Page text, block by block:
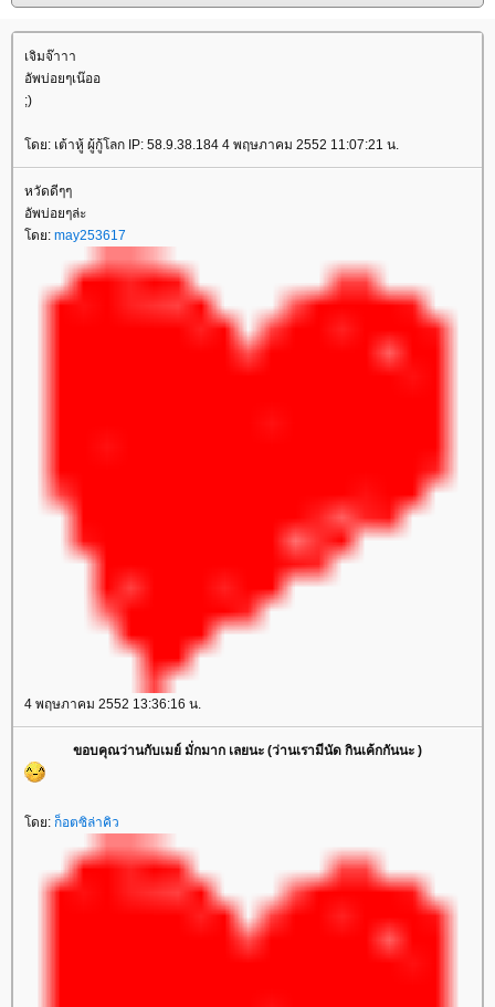
เจิมจ๊าาา
อัพบ่อยๆเน๊ออ
;)
โดย: เต้าหู้ ผู้กู้โลก IP: 58.9.38.184 4 พฤษภาคม 2552 11:07:21 น.
หวัดดีๆๆ
อัพบ่อยๆล่ะ
โดย: may253617
4 พฤษภาคม 2552 13:36:16 น.
ขอบคุณว่านกับเมย์ มั่กมาก เลยนะ (ว่านเรามีนัด กินเค้กกันนะ )
โดย: ก็อตซิล่าคิว